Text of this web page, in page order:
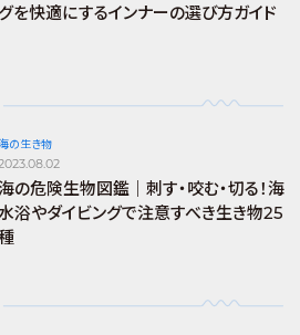
グを快適にするインナーの選び方ガイド
の生き物
の危険生物図鑑｜刺す・咬む・切る！海
浴やダイビングで注意すべき生き物25